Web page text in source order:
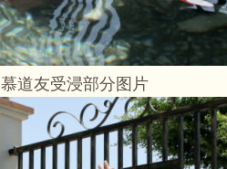
慕道友受浸部分图片